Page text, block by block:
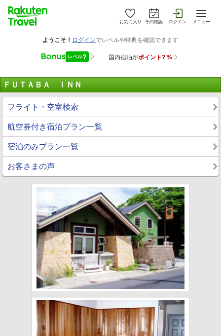
お気に入り 予約確認 ログイン メニュー
ＦＵＴＡＢＡ ＩＮＮ
フライト・空室検索
航空券付き宿泊プラン一覧
宿泊のみプラン一覧
お客さまの声